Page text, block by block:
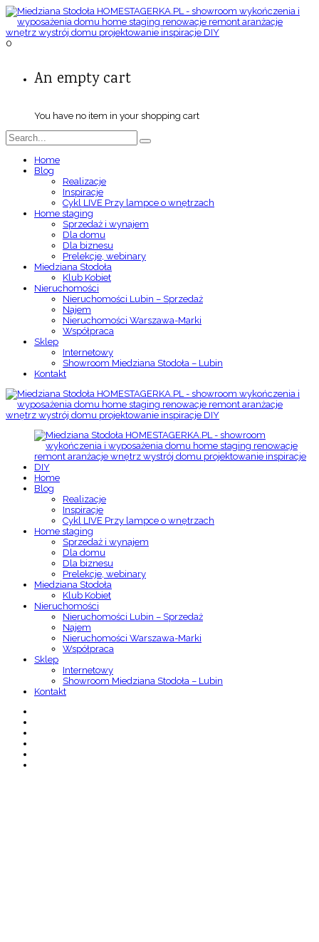
0
An empty cart
You have no item in your shopping cart
Home
Blog
Realizacje
Inspiracje
Cykl LIVE Przy lampce o wnętrzach
Home staging
Sprzedaż i wynajem
Dla domu
Dla biznesu
Prelekcje, webinary
Miedziana Stodoła
Klub Kobiet
Nieruchomości
Nieruchomości Lubin – Sprzedaż
Najem
Nieruchomości Warszawa-Marki
Współpraca
Sklep
Internetowy
Showroom Miedziana Stodoła – Lubin
Kontakt
Home
Blog
Realizacje
Inspiracje
Cykl LIVE Przy lampce o wnętrzach
Home staging
Sprzedaż i wynajem
Dla domu
Dla biznesu
Prelekcje, webinary
Miedziana Stodoła
Klub Kobiet
Nieruchomości
Nieruchomości Lubin – Sprzedaż
Najem
Nieruchomości Warszawa-Marki
Współpraca
Sklep
Internetowy
Showroom Miedziana Stodoła – Lubin
Kontakt